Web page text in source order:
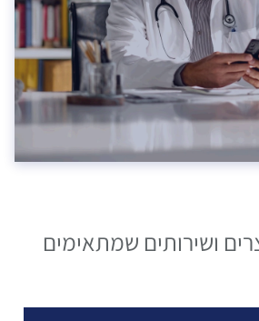
ושירותים שמתאימים